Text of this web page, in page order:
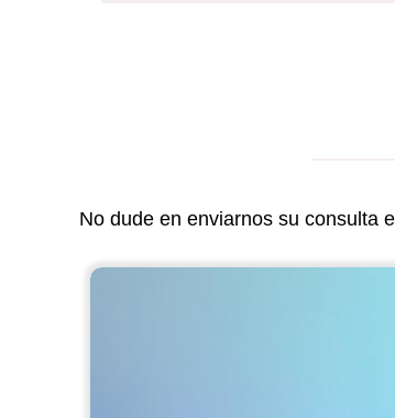
No dude en enviarnos su consulta